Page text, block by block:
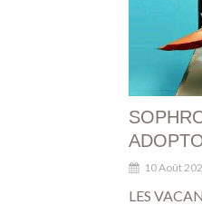
10 Août
LES